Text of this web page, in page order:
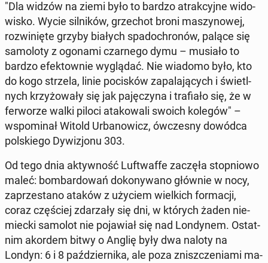
"Dla widzów na ziemi było to bardzo atrak­cyj­ne wi­do­
wi­sko. Wycie sil­ni­ków, grze­chot broni ma­szy­no­wej,
roz­wi­nię­te grzyby białych spa­do­chro­nów, palące się
sa­mo­lo­ty z ogonami czar­ne­go dymu – musiało to
bardzo efek­tow­nie wy­glą­dać. Nie wiadomo było, kto
do kogo strzela, linie po­ci­sków za­pa­la­ją­cych i świetl­
nych krzy­żo­wa­ły się jak pa­ję­czy­na i tra­fia­ło się, że w
fer­wo­rze walki piloci ata­ko­wa­li swoich kolegów" –
wspo­mi­nał Witold Urba­no­wicz, ów­cze­sny dowódca
pol­skie­go Dy­wi­zjo­nu 303.
Od tego dnia ak­tyw­ność Luft­waf­fe zaczęła stop­nio­wo
maleć: bom­bar­do­wań do­ko­ny­wa­no głównie w nocy,
za­prze­sta­no ataków z użyciem wiel­kich for­ma­cji,
coraz czę­ściej zda­rza­ły się dni, w których żaden nie­
miec­ki samolot nie po­ja­wiał się nad Lon­dy­nem. Ostat­
nim akordem bitwy o Anglię były dwa naloty na
Londyn: 6 i 8 paź­dzier­ni­ka, ale poza znisz­cze­nia­mi ma­